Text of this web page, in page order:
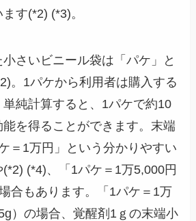
す(*2) (*3)。
さいビニール袋は「パケ」と
。1パケから利用者は購入する
純計算すると、1パケで約10
を得ることができます。末端
＝1万円」という分かりやすい
(*4)、「1パケ＝1万5,000円
合もあります。「1パケ＝1万
）の場合、覚醒剤1ｇの末端小